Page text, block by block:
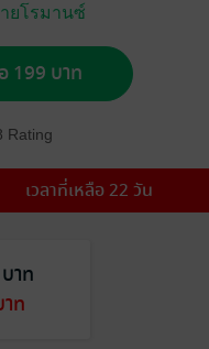
ยโรมานซ์
199 บาท
Rating
เวลาที่เหลือ 22 วัน
าท
ท